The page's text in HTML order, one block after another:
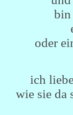
oder
ich
wie sie da